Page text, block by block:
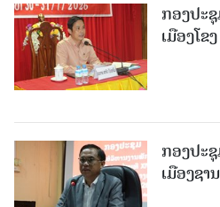
ກອງປະ
ເມືອງໂ
ກອງປະ
ເມືອງຊ